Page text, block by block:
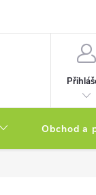
Podmínky ochrany
Obchod a